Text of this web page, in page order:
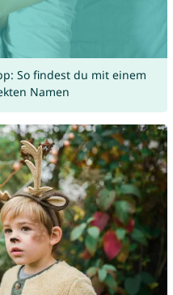
So findest du mit einem
Namen